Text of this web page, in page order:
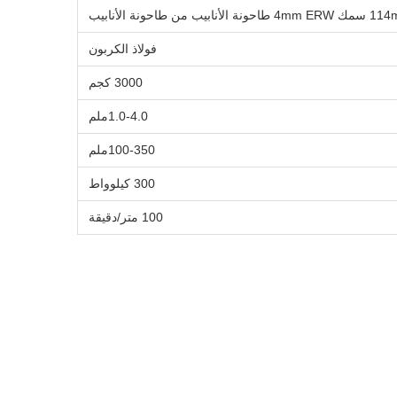
فولاذ الكربون
3000 كجم
1.0-4.0ملم
100-350ملم
300 كيلوواط
100 متر/دقيقة